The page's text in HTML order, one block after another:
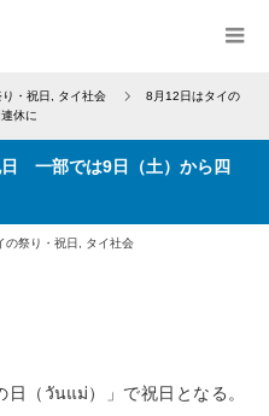
・祝日 タイ社会
8月12日はタイの
休に
一部では9日（土）から四
の祭り・祝日 タイ社会
日（วันแม่）」で祝日となる。